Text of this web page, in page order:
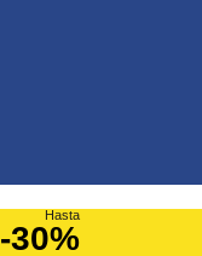
Hasta
-30%